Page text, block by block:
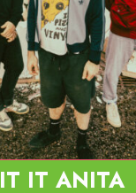
IT IT ANITA